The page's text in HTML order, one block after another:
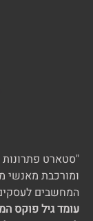
ומורכבת מאנשי
המחשבים